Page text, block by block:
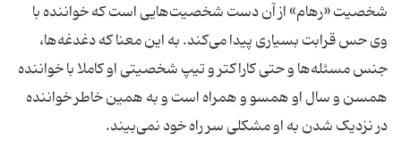
شخصیت «رهام» از آن دست شخصیت‌هایی است که خواننده با
وی حس قرابت بسیاری پیدا می‌کند. به این معنا که دغدغه‌ها،
جنس مسئله‌ها و حتی کاراکتر و تیپ شخصیتی او کاملا با خواننده
همسن و سال او همسو و همراه است و به همین خاطر خواننده
در نزدیک شدن به او مشکلی سر راه خود نمی‌بیند.